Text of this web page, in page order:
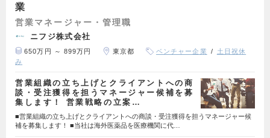
業
営業マネージャー・管理職
ニフジ株式会社
650万円 ～ 899万円 東京都 ベンチャー企業
土日祝休
み
営業組織の立ち上げとクライアントへの商
談・受注獲得を担うマネージャー候補を募
集します！ 営業戦略の立案…
■営業組織の立ち上げとクライアントへの商談・受注獲得を担うマネージャー候
補を募集します！ ■当社は海外医薬品を医療機関に代…